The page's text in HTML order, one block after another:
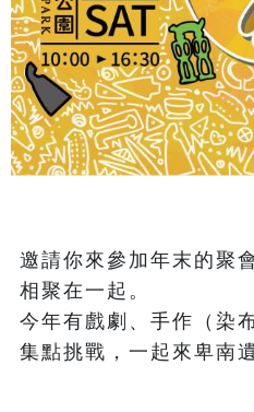
邀請你來參加年末的聚
相聚在一起。
今年有戲劇、手作（染
集點挑戰，一起來卑南